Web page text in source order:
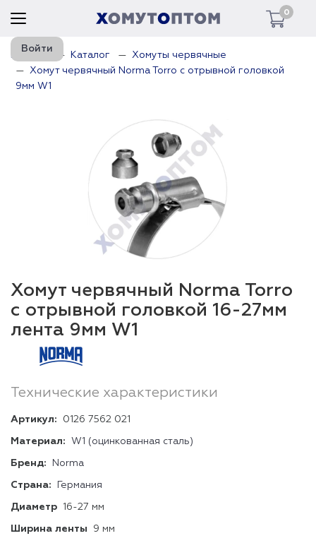
0
Войти
Главная Каталог
Хомуты червячные
Хомут червячный Norma Torro с отрывной головкой
9мм W1
Хомут червячный Norma Torro
с отрывной головкой 16-27мм
лента 9мм W1
Технические характеристики
Артикул: 0126 7562 021
Материал: W1 (оцинкованная сталь)
Бренд: Norma
Страна: Германия
Диаметр 16-27 мм
Ширина ленты 9 мм